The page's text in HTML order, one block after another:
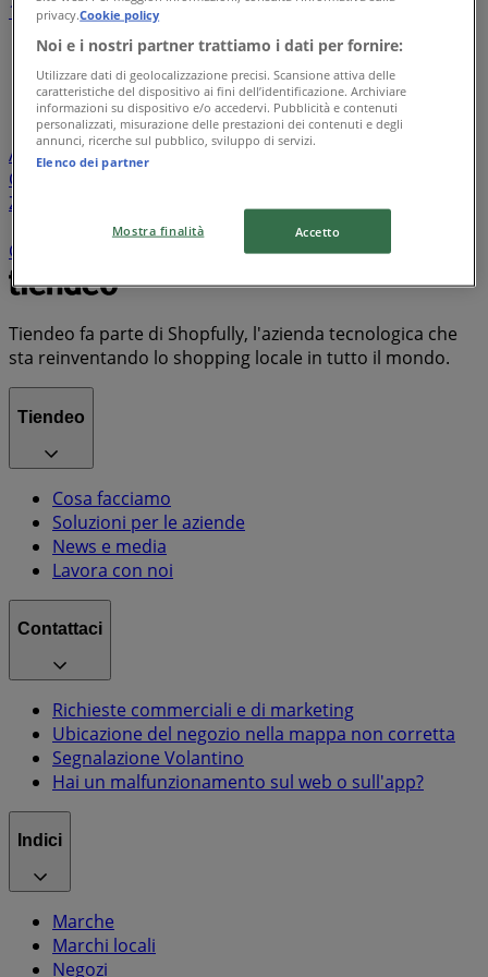
1 345
35
Lidl
Eurospin Conad Coop MD Esselunga
Unieuro
Maury's Risparmio Casa Decò
Conad Superstore
KiK Spazio Conad
Tigotà
Acqua & Sapone
PENNY Euronics
Centesimo
Zara
Conad City Il Gigante Expert
Aldi Sisa Trony Kymco
Carrefour Market
Valleverde Vodafone PrimoPrezzo
Tiendeo fa parte di Shopfully, l'azienda tecnologica che
sta reinventando lo shopping locale in tutto il mondo.
Tiendeo
Cosa facciamo
Soluzioni per le aziende
News e media
Lavora con noi
Contattaci
Richieste commerciali e di marketing
Ubicazione del negozio nella mappa non corretta
Segnalazione Volantino
Hai un malfunzionamento sul web o sull'app?
Indici
Marche
Marchi locali
Negozi
privacy.Cookie policy
Noi e i nostri partner trattiamo i dati per fornire:
Utilizzare dati di geolocalizzazione precisi. Scansione attiva delle
caratteristiche del dispositivo ai fini dell’identificazione. Archiviare
informazioni su dispositivo e/o accedervi. Pubblicità e contenuti
personalizzati, misurazione delle prestazioni dei contenuti e degli
annunci, ricerche sul pubblico, sviluppo di servizi.
Elenco dei partner
Mostra finalità Accetto